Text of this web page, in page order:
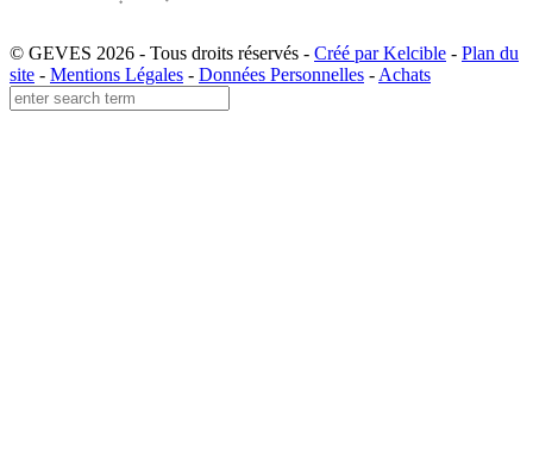
© GEVES 2026 - Tous droits réservés - Créé par Kelcible - Plan du
site - Mentions Légales - Données Personnelles - Achats